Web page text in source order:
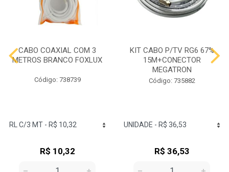
CABO COAXIAL COM 3
METROS BRANCO FOXLUX
Código: 738739
R$ 10,32
KIT CABO P/TV RG6 67%
15M+CONECTOR
MEGATRON
Código: 735882
R$ 36,53